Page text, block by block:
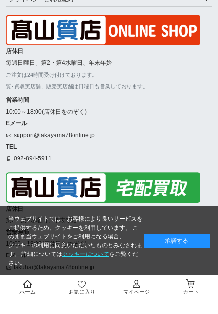
店休日
毎週日曜日、第2・第4水曜日、年末年始
ご注文は24時間受け付けております。
質･買取実店舗、販売実店舗は日曜日も営業しております。
営業時間
10:00～18:00(店休日をのぞく)
Eメール
support@takayama78online.jp
TEL
092-894-5911
店休日
第2・第4水曜日、年末年始
営業時間
10:00～18:00(店休日をのぞく)
Eメール
takuhai@takayama78online.jp
092-707-5311
ホーム お気に入り マイページ カート
当ウェブサイトでは、お客様により良いサービスを
ご提供するため、クッキーを利用しています。 こ
のまま当ウェブサイトをご利用になる場合、
クッキーの利用に同意いただいたものとみなされま
す。 詳細についてはクッキーについてをご覧くだ
さい。
承諾する